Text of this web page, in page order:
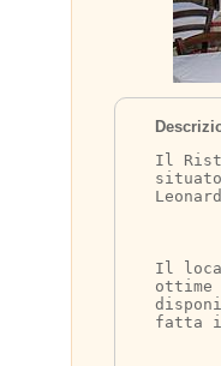
Il
Il
ottime
fatta